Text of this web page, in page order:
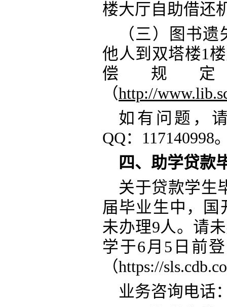
楼大厅自助借还
（三）图书
他人到双塔楼1
偿规
（http://
如有问题，
QQ：117140998
四、助学贷款
关于贷款学生
届毕业生中，国
未办理9人。请
学于6月5日前
（https://
业务咨询电话